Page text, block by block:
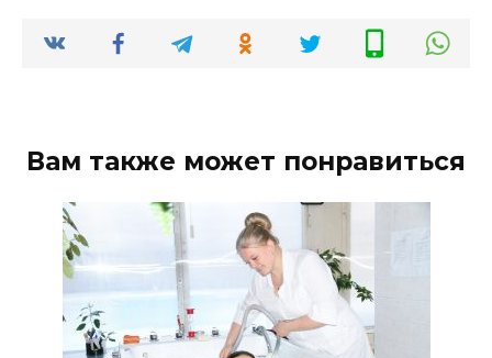
Вам также может понравиться